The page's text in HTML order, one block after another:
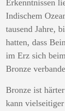
Erkenntnissen
Indischem
tausend Jahre,
hatten, dass
im Erz sich
Bronze
Bronze ist
kann